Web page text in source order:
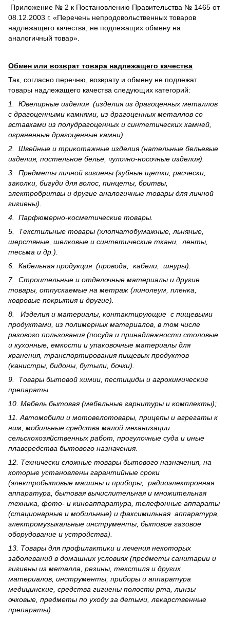
Приложение № 2 к Постановлению Правительства № 1465 от
08.12.2003 г. «Перечень непродовольственных товаров
надлежащего качества, не подлежащих обмену на
аналогичный товар».
Обмен или возврат товара надлежащего качества
Так, согласно перечню, возврату и обмену не подлежат
товары надлежащего качества следующих категорий:
1. Ювелирные изделия (изделия из драгоценных металлов
с драгоценными камнями, из драгоценных металлов со
вставками из полудрагоценных и синте­тических камней,
ограненные драгоценные камни).
2. Швейные и трикотажные изделия (нательные бельевые
изделия, постельное белье, чулочно-носочные изделия).
3. Предметы личной гигиены (зубные щетки, расчески,
заколки, бигуди для волос, пинцеты, бритвы,
электробритвы и другие аналогичные товары для личной
гигиены).
4. Парфюмерно-косметические товары.
5. Текстильные товары (хлопчатобумажные, льняные,
шерс­тя­ные, шелковые и синтетические ткани, ленты,
тесьма и др.).
6. Кабельная продукция (провода, кабели, шнуры).
7. Строительные и отделочные материалы и другие
товары, отпускаемые на метраж (линолеум, пленка,
ковровые покрытия и другие).
8. Изделия и материалы, контактирующие с пищевыми
продуктами, из полимерных материалов, в том числе
разового пользования (посуда и принадлежности столовые
и кухонные, емкости и упаковочные материалы для
хранения, транспортирования пищевых продуктов
(канистры, бидоны, бутыли, бочки).
9. Товары бытовой химии, пестициды и агрохи­мические
препараты.
10. Мебель бытовая (мебельные гарнитуры и комплекты);
11. Автомобили и мотовелотовары, прицепы и агрегаты к
ним, мобильные средства малой механизации
сельскохозяйственных работ, прогулочные суда и иные
плавсредства бытового назначения.
12. Технически сложные товары бытового назна­чения, на
которые установлены гарантийные сроки
(электробытовые машины и приборы, радиоэлектронная
аппаратура, бытовая вычислительная и множительная
техника, фото- и киноаппаратура, телефонные аппараты
(стационарные и мобильные) и факсимильная аппаратура,
электрому­зыкальные инструменты, бытовое газовое
оборудование и устройства).
13. Товары для профилактики и лечения некоторых
заболеваний в домашних условиях (предметы санитарии и
гигиены из металла, резины, текстиля и других
материалов, инструменты, приборы и аппаратура
медицинские, средства гигиены полости рта, линзы
очковые, предметы по уходу за детьми, лекарственные
препараты).